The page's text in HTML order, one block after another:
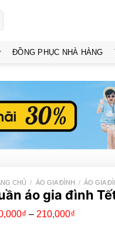
ĐỒNG PHỤC NHÀ HÀNG
CHỦ / ÁO GIA ĐÌNH / ÁO GIA
áo gia đình
₫ – 210,000₫